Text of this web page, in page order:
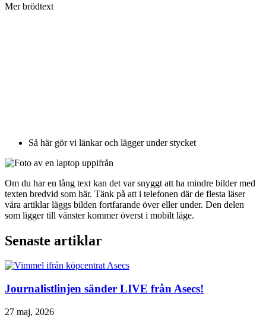
Mer brödtext
Så här gör vi länkar och lägger under stycket
Om du har en lång text kan det var snyggt att ha mindre bilder med
texten bredvid som här. Tänk på att i telefonen där de flesta läser
våra artiklar läggs bilden fortfarande över eller under. Den delen
som ligger till vänster kommer överst i mobilt läge.
Senaste artiklar
Journalistlinjen sänder LIVE från Asecs!
27 maj, 2026